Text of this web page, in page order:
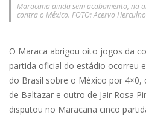
Maracanã ainda sem acabamento, na
contra o México. FOTO: Acervo Herculno
O Maraca abrigou oito jogos da
partida oficial do estádio ocorreu
do Brasil sobre o México por
de Baltazar e outro de Jair Rosa
disputou no Maracanã cinco